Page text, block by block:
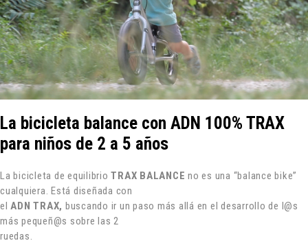
La bicicleta balance con ADN 100% TRAX
para niños de 2 a 5 años
La bicicleta de equilibrioTRAX BALANCE no es una “balance bike”
cualquiera. Está diseñada con
elADN TRAX, buscando ir un paso más allá en el desarrollo de l@s
más pequeñ@s sobre las 2
ruedas.